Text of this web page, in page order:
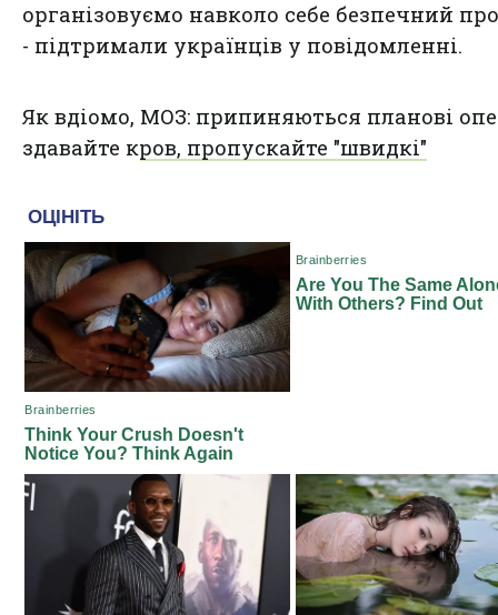
організовуємо навколо себе безпечний
- підтримали українців у повідомленні.
Як вдіомо, МОЗ: припиняються планові
здавайте кров, пропускайте "швидкі"